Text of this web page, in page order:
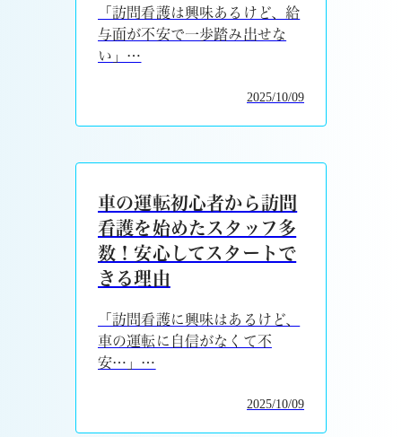
「訪問看護は興味あるけど、給
与面が不安で一歩踏み出せな
い」…
2025/10/09
車の運転初心者から訪問
看護を始めたスタッフ多
数！安心してスタートで
きる理由
「訪問看護に興味はあるけど、
車の運転に自信がなくて不
安…」…
2025/10/09